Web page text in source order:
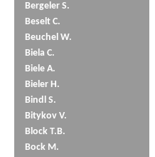
Bergeler S.
Beselt C.
Beuchel W.
Biela C.
Biele A.
Bieler H.
Bindl S.
Bitykov V.
Block T.B.
Bock M.